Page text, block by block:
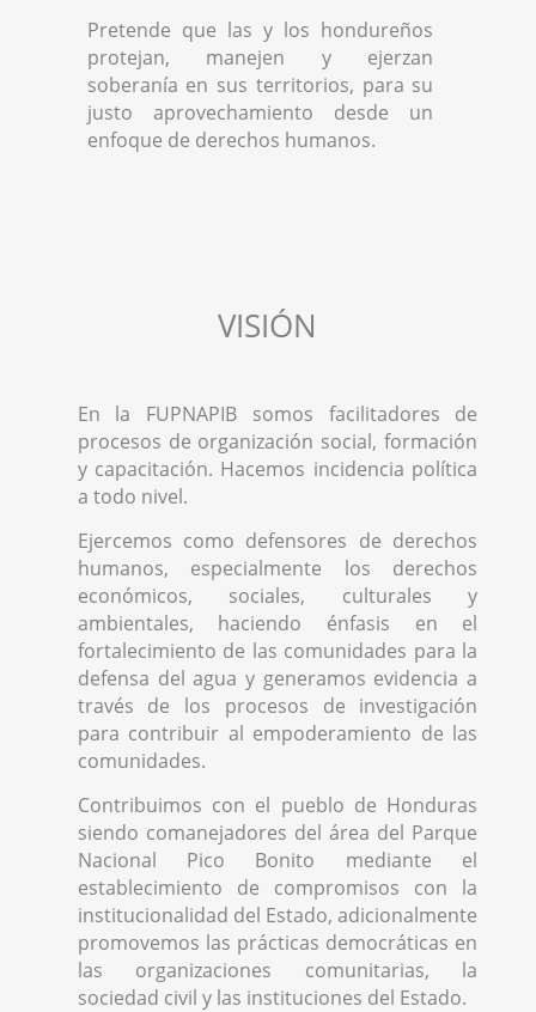
Pretende que las y los hondureños
protejan, manejen y ejerzan
soberanía en sus territorios, para su
justo aprovechamiento desde un
enfoque de derechos humanos.
VISIÓN
En la FUPNAPIB somos facilitadores de
procesos de organización social, formación
y capacitación. Hacemos incidencia política
a todo nivel.
Ejercemos como defensores de derechos
humanos, especialmente los derechos
económicos, sociales, culturales y
ambientales, haciendo énfasis en el
fortalecimiento de las comunidades para la
defensa del agua y generamos evidencia a
través de los procesos de investigación
para contribuir al empoderamiento de las
comunidades.
Contribuimos con el pueblo de Honduras
siendo comanejadores del área del Parque
Nacional Pico Bonito mediante el
establecimiento de compromisos con la
institucionalidad del Estado, adicionalmente
promovemos las prácticas democráticas en
las organizaciones comunitarias, la
sociedad civil y las instituciones del Estado.